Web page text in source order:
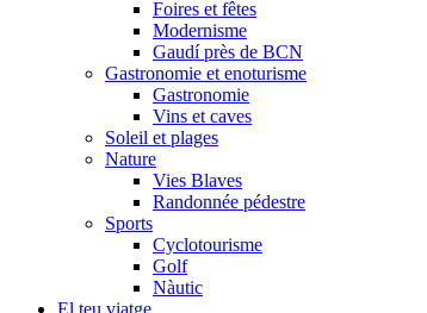
Foires et fêtes
Modernisme
Gaudí près de BCN
Gastronomie et enoturisme
Gastronomie
Vins et caves
Soleil et plages
Nature
Vies Blaves
Randonnée pédestre
Sports
Cyclotourisme
Golf
Nàutic
El teu viatge